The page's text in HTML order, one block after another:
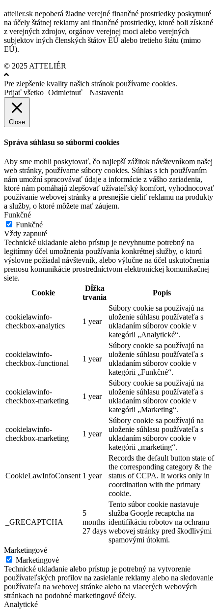
attelier.sk nepoberá žiadne verejné finančné prostriedky poskytnuté
na účely štátnej reklamy ani finančné prostriedky, ktoré boli získané
z verejných zdrojov, orgánov verejnej moci alebo verejných
subjektov iných členských štátov EÚ alebo tretieho štátu (mimo
EÚ).
© 2025 ATTELIÉR
Pre zlepšenie kvality našich stránok používame cookies.
Prijať všetko Odmietnuť Nastavenia
Close
Správa súhlasu so súbormi cookies
Aby sme mohli poskytovať, čo najlepší zážitok návštevníkom našej
web stránky, používame súbory cookies. Súhlas s ich používaním
nám umožní spracovávať údaje a informácie z vášho zariadenia,
ktoré nám pomáhajú zlepšovať užívateľský komfort, vyhodnocovať
používanie webovej stránky a presnejšie cieliť reklamu na produkty
a služby, o ktoré môžete mať záujem.
Funkčné
Funkčné
Vždy zapnuté
Technické ukladanie alebo prístup je nevyhnutne potrebný na
legitímny účel umožnenia používania konkrétnej služby, o ktorú
výslovne požiadal návštevník, alebo výlučne na účel uskutočnenia
prenosu komunikácie prostredníctvom elektronickej komunikačnej
siete.
Cookie
Dĺžka
trvania
Popis
cookielawinfo-
checkbox-analytics
1 year
Súbory cookie sa používajú na
uloženie súhlasu používateľa s
ukladaním súborov cookie v
kategórii „Analytické“.
cookielawinfo-
checkbox-functional
1 year
Súbory cookie sa používajú na
uloženie súhlasu používateľa s
ukladaním súborov cookie v
kategórii „Funkčné“.
cookielawinfo-
checkbox-marketing
1 year
Súbory cookie sa používajú na
uloženie súhlasu používateľa s
ukladaním súborov cookie v
kategórii „Marketing“.
cookielawinfo-
checkbox-marketing
1 year
Súbory cookie sa používajú na
uloženie súhlasu používateľa s
ukladaním súborov cookie v
kategórii „marketing“.
CookieLawInfoConsent 1 year
Records the default button state of
the corresponding category & the
status of CCPA. It works only in
coordination with the primary
cookie.
_GRECAPTCHA
5
months
27 days
Tento súbor cookie nastavuje
služba Google recaptcha na
identifikáciu robotov na ochranu
webovej stránky pred škodlivými
spamovými útokmi.
Marketingové
Marketingové
Technické ukladanie alebo prístup je potrebný na vytvorenie
používateľských profilov na zasielanie reklamy alebo na sledovanie
používateľa na webovej stránke alebo na viacerých webových
stránkach na podobné marketingové účely.
Analytické